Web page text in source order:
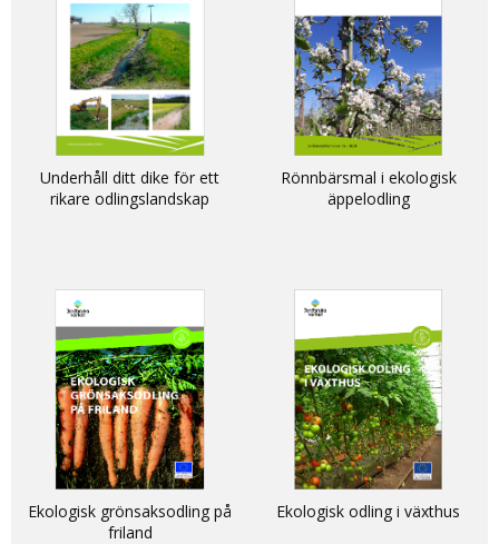
Underhåll ditt dike för ett
rikare odlingslandskap
Rönnbärsmal i ekologisk
äppelodling
Ekologisk grönsaksodling på
friland
Ekologisk odling i växthus